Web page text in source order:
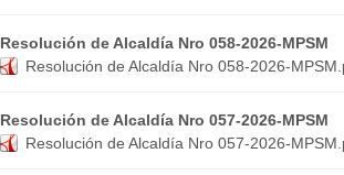
Resolución de Alcaldía Nro 058-2026-MPSM
Resolución de Alcaldía Nro 058-2026-
Resolución de Alcaldía Nro 057-2026-MPSM
Resolución de Alcaldía Nro 057-2026-